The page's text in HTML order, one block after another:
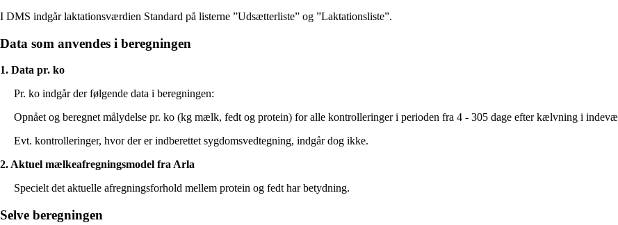
I DMS indgår laktationsværdien Standard på listerne ”Udsætterliste” og ”Laktationsliste”.
Data som anvendes i beregningen
1. Data pr. ko
Pr. ko indgår der følgende data i beregningen:
Opnået og beregnet målydelse pr. ko (kg mælk, fedt og protein) for alle kontrolleringer i perioden fra 4 - 305 dage efter kælvning i
Evt. kontrolleringer, hvor der er indberettet sygdomsvedtegning, indgår dog ikke.
2. Aktuel mælkeafregningsmodel fra Arla
Specielt det aktuelle afregningsforhold mellem protein og fedt har betydning.
Selve beregningen